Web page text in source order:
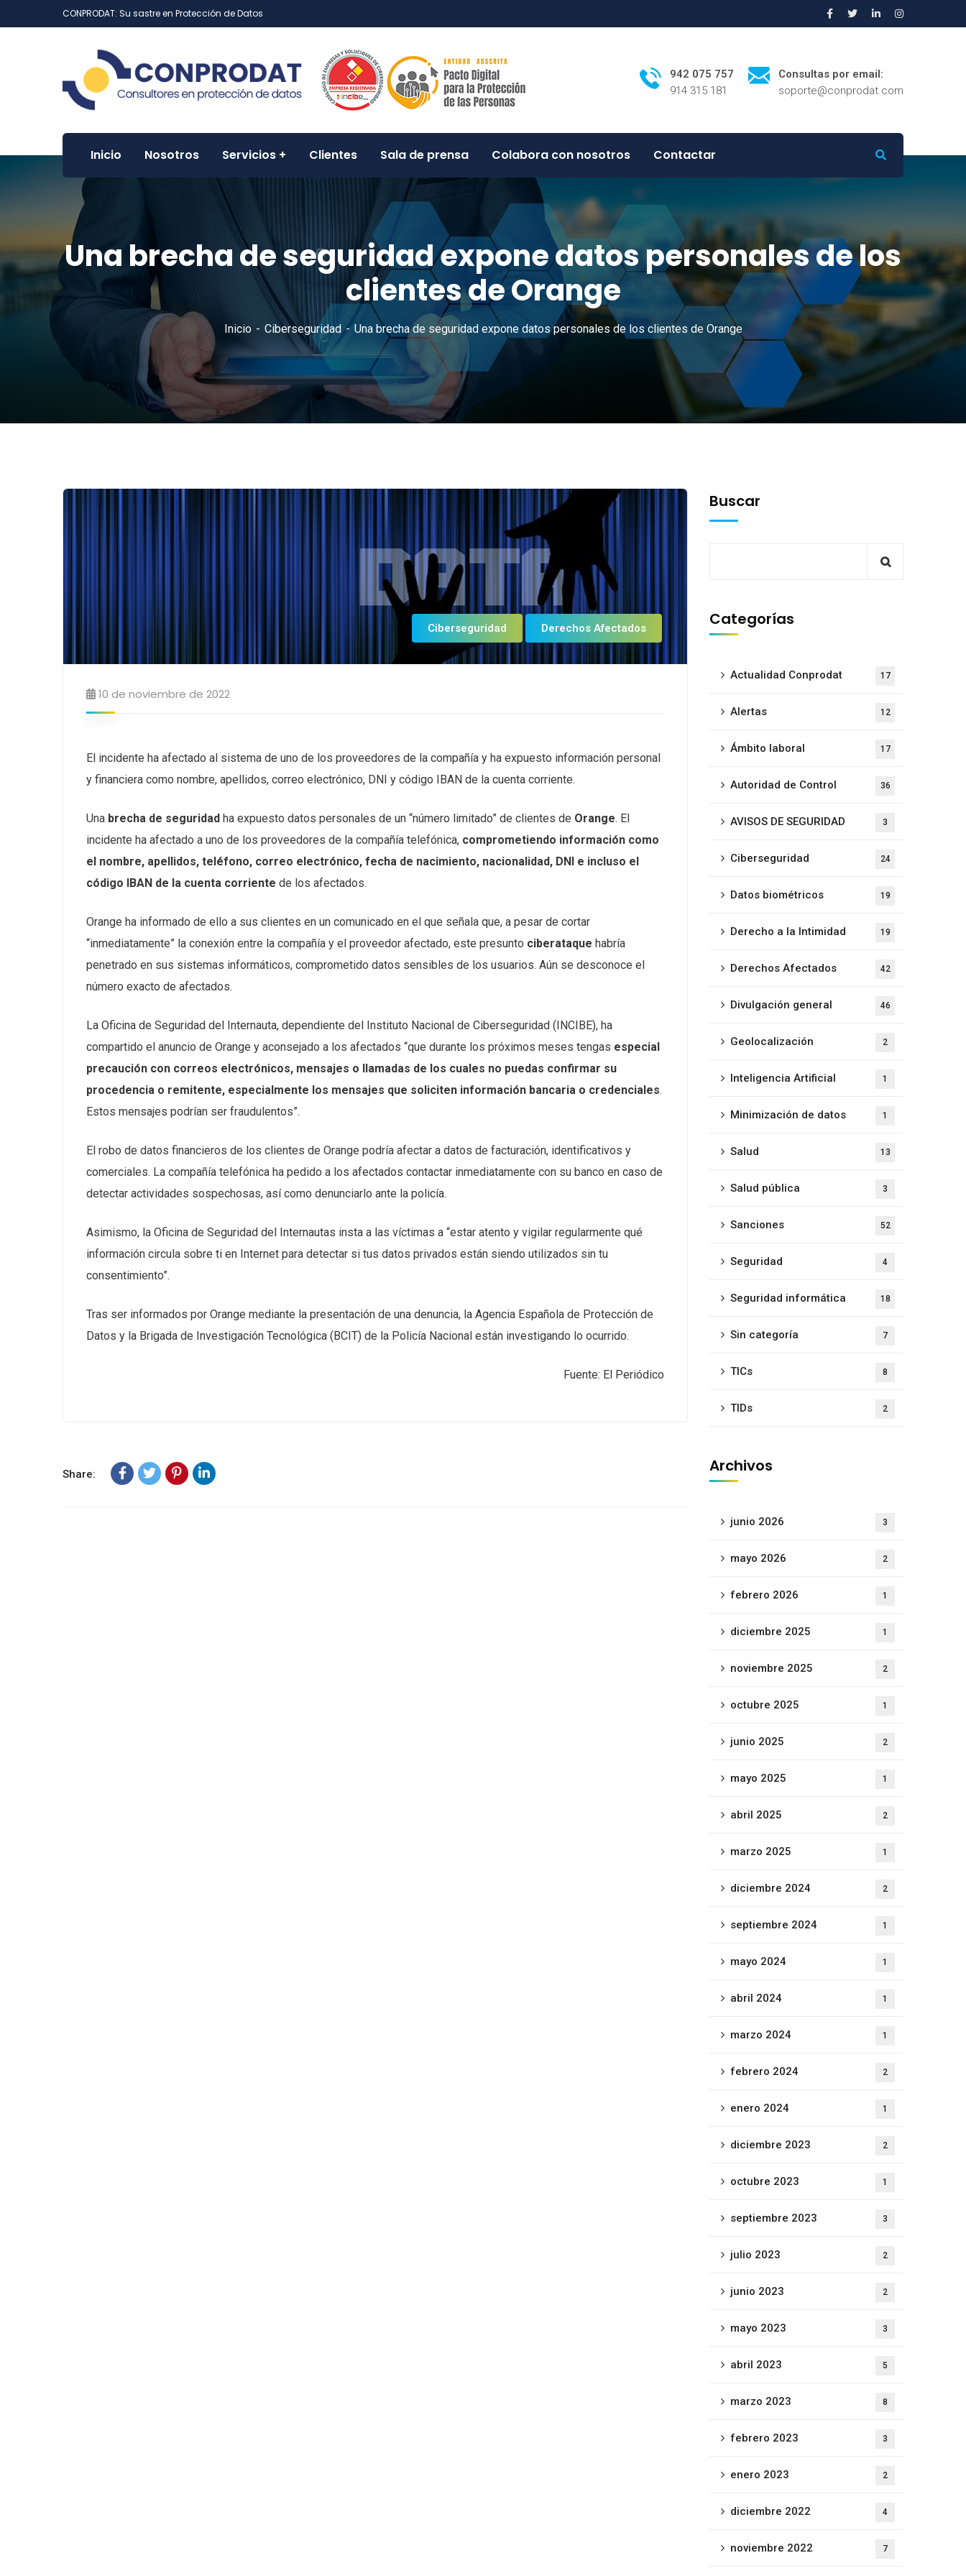
CONPRODAT: Su sastre en Protección de Datos
942 075 757
914 315 181
Consultas por email:
soporte@conprodat.com
Inicio Nosotros Servicios Clientes Sala de prensa Colabora con nosotros Contactar
Una brecha de seguridad expone datos personales de los
clientes de Orange
Inicio Ciberseguridad Una brecha de seguridad expone datos personales de los clientes de Orange
Ciberseguridad Derechos Afectados
10 de noviembre de 2022
El incidente ha afectado al sistema de uno de los proveedores de la compañía y ha expuesto información personal
y financiera como nombre, apellidos, correo electrónico, DNI y código IBAN de la cuenta corriente.
Una brecha de seguridad ha expuesto datos personales de un “número limitado” de clientes de Orange. El
incidente ha afectado a uno de los proveedores de la compañía telefónica, comprometiendo información como
el nombre, apellidos, teléfono, correo electrónico, fecha de nacimiento, nacionalidad, DNI e incluso el
código IBAN de la cuenta corriente de los afectados.
Orange ha informado de ello a sus clientes en un comunicado en el que señala que, a pesar de cortar
“inmediatamente” la conexión entre la compañía y el proveedor afectado, este presunto ciberataque habría
penetrado en sus sistemas informáticos, comprometido datos sensibles de los usuarios. Aún se desconoce el
número exacto de afectados.
La Oficina de Seguridad del Internauta, dependiente del Instituto Nacional de Ciberseguridad (INCIBE), ha
compartido el anuncio de Orange y aconsejado a los afectados “que durante los próximos meses tengas especial
precaución con correos electrónicos, mensajes o llamadas de los cuales no puedas confirmar su
procedencia o remitente, especialmente los mensajes que soliciten información bancaria o credenciales.
Estos mensajes podrían ser fraudulentos”.
El robo de datos financieros de los clientes de Orange podría afectar a datos de facturación, identificativos y
comerciales. La compañía telefónica ha pedido a los afectados contactar inmediatamente con su banco en caso de
detectar actividades sospechosas, así como denunciarlo ante la policía.
Asimismo, la Oficina de Seguridad del Internautas insta a las víctimas a “estar atento y vigilar regularmente qué
información circula sobre ti en Internet para detectar si tus datos privados están siendo utilizados sin tu
consentimiento”.
Tras ser informados por Orange mediante la presentación de una denuncia, la Agencia Española de Protección de
Datos y la Brigada de Investigación Tecnológica (BCIT) de la Policía Nacional están investigando lo ocurrido.
Fuente: El Periódico
Share:
Buscar
Categorías
Actualidad Conprodat 17
Alertas 12
Ámbito laboral 17
Autoridad de Control 36
AVISOS DE SEGURIDAD 3
Ciberseguridad 24
Datos biométricos 19
Derecho a la Intimidad 19
Derechos Afectados 42
Divulgación general 46
Geolocalización 2
Inteligencia Artificial 1
Minimización de datos 1
Salud 13
Salud pública 3
Sanciones 52
Seguridad 4
Seguridad informática 18
Sin categoría 7
TICs 8
TIDs 2
Archivos
junio 2026 3
mayo 2026 2
febrero 2026 1
diciembre 2025 1
noviembre 2025 2
octubre 2025 1
junio 2025 2
mayo 2025 1
abril 2025 2
marzo 2025 1
diciembre 2024 2
septiembre 2024 1
mayo 2024 1
abril 2024 1
marzo 2024 1
febrero 2024 2
enero 2024 1
diciembre 2023 2
octubre 2023 1
septiembre 2023 3
julio 2023 2
junio 2023 2
mayo 2023 3
abril 2023 5
marzo 2023 8
febrero 2023 3
enero 2023 2
diciembre 2022 4
noviembre 2022 7